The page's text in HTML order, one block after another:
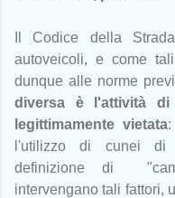
Il Codice della
autoveicoli, e come
dunque alle norme
diversa è l'attività di
legittimamente vietata
l'utilizzo di cunei di
definizione di
intervengano tali fattori,